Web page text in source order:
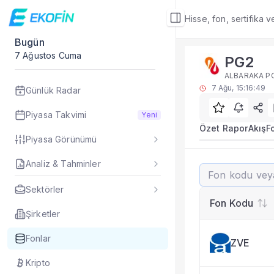
Hisse, fon, sertifika
Bugün
7 Ağustos Cuma
Günlük Radar
Piyasa Takvimi Yeni
Piyasa Görünümü
Analiz & Tahminler
Sektörler
Şirketler
Fonlar
Kripto
Rakip Analizi
PG2 benzer
PG2 fonu rakip
TEFAS PG2 fonu
Fon verileri hangi
PG2 fonunu diğer
Evet. Fon detay
Fon Detay— İlgili
Fon Portföyü
PG2
ALBARAKA
7 Ağu, 15:16:49
Özet RaporAkış
PG2
Fon Kodu
ZVE